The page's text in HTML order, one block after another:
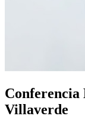
Conferencia
Villaverde